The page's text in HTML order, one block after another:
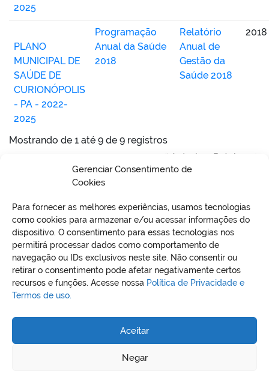
Gerenciar Consentimento de
Cookies
Para fornecer as melhores experiências, usamos tecnologias
como cookies para armazenar e/ou acessar informações do
dispositivo. O consentimento para essas tecnologias nos
permitirá processar dados como comportamento de
navegação ou IDs exclusivos neste site. Não consentir ou
retirar o consentimento pode afetar negativamente certos
recursos e funções. Acesse nossa Política de Privacidade e
Termos de uso.
Aceitar
Negar
2025
PLANO
MUNICIPAL DE
SAÚDE DE
CURIONÓPOLIS
- PA - 2022-
2025
Programação
Anual da Saúde
2018
Relatório
Anual de
Gestão da
Saúde 2018
2018
Mostrando de 1 até 9 de 9 registros
Anterior
Próximo